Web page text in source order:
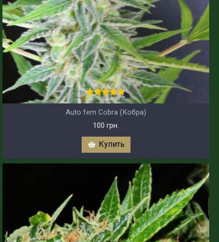
Auto fem Cobra (Кобра)
100 грн.
Купить